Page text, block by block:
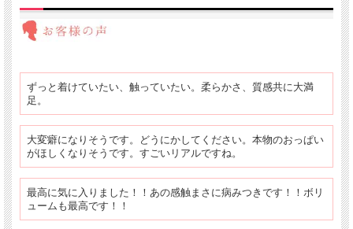
ずっと着けていたい、触っていたい。柔らかさ、質感共に大満
足。
大変癖になりそうです。どうにかしてください。本物のおっぱい
がほしくなりそうです。すごいリアルですね。
最高に気に入りました！！あの感触まさに病みつきです！！ボリ
ュームも最高です！！